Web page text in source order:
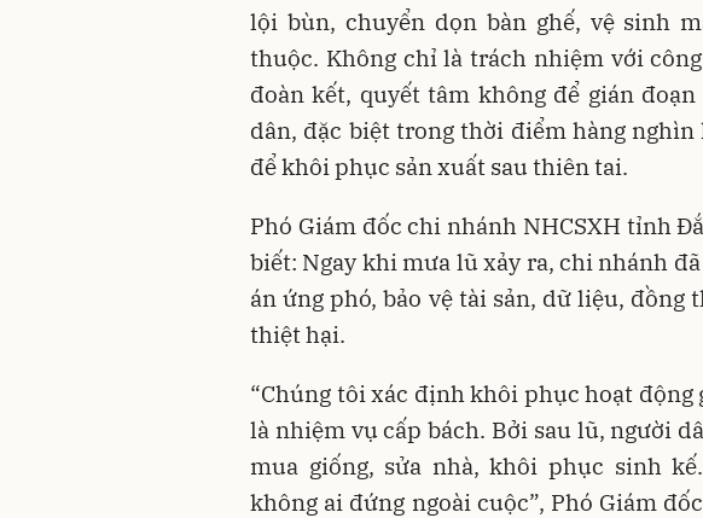
lội bùn, chuyển dọn bàn ghế, vệ sinh
thuộc. Không chỉ là trách nhiệm với
đoàn kết, quyết tâm không để gián
dân, đặc biệt trong thời điểm hàng nghìn
để khôi phục sản xuất sau thiên tai.
Phó Giám đốc chi nhánh NHCSXH tỉnh
biết: Ngay khi mưa lũ xảy ra, chi nhánh
án ứng phó, bảo vệ tài sản, dữ liệu, đồng
thiệt hại.
“Chúng tôi xác định khôi phục hoạt động
là nhiệm vụ cấp bách. Bởi sau lũ, người
mua giống, sửa nhà, khôi phục sinh
không ai đứng ngoài cuộc”, Phó Giám